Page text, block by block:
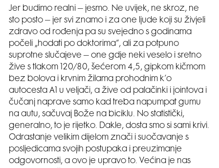
Jer budimo realni – jesmo. Ne uvijek, ne skroz, ne
sto posto – jer svi znamo i za one ljude koji su živjeli
zdravo od rođenja pa su svejedno s godinama
počeli „hodati po doktorima“, ali za potpuno
suprotne slučajeve – one gdje neki veselo i sretno
žive s tlakom 120/80, šećerom 4,5, gipkom kičmom
bez bolova i krvnim žilama prohodnim k’o
autocesta A1 u veljači, a žive od palačinki i jointova i
čučanj naprave samo kad treba napumpat gumu
na autu, sačuvaj Bože na biciklu. No statistički,
generalno, to je rijetko. Dakle, dosta smo si sami krivi.
Odrastanje velikim dijelom znači i suočavanje s
posljedicama svojih postupaka i preuzimanje
odgovornosti, a ovo je upravo to. Većina je nas